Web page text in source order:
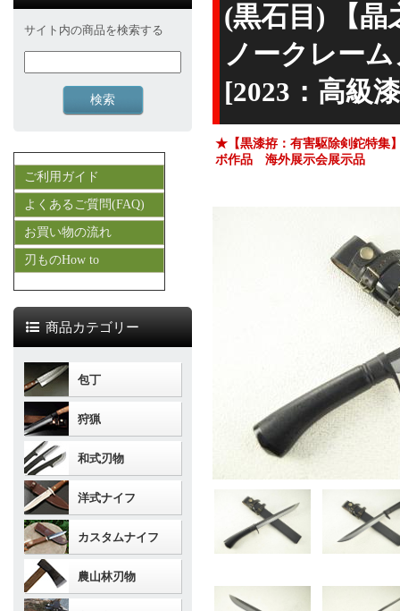
(黒石目) 【
ノークレー
[2023：高級
★【黒漆拵：有害駆除剣鉈特
ボ作品 海外展示会展示品
サイト内の商品を検索する
ご利用ガイド
よくあるご質問(FAQ)
お買い物の流れ
刃ものHow to
商品カテゴリー
包丁
狩猟
和式刃物
洋式ナイフ
カスタムナイフ
農山林刃物